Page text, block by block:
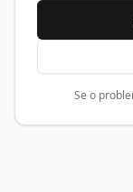
Se o